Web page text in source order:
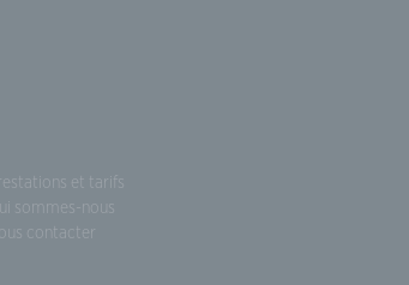
et tarifs
sommes-nous
contacter